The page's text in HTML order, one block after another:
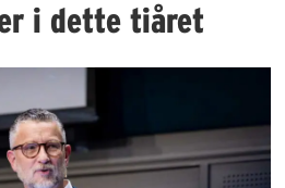
i dette tiåret